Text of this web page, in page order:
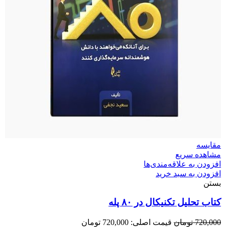
مقایسه
مشاهده سریع
افزودن به علاقه‌مندی‌ها
افزودن به سبد خرید
بستن
کتاب تحلیل تکنیکال در ۸۰ پله
720,000 تومان
قیمت اصلی: 720,000 تومان